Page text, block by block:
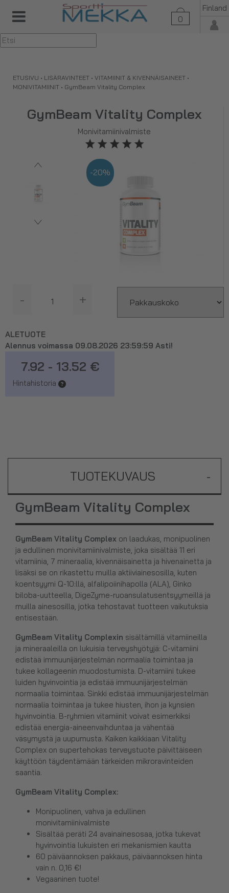
0
Finland
▼
ETUSIVU • LISÄRAVINTEET • VITAMIINIT & KIVENNÄISAINEET •
MONIVITAMIINIT • GymBeam Vitality Complex
GymBeam Vitality Complex
Monivitamiinivalmiste
-20%
- +
ALETUOTE
Alennus voimassa 09.08.2026 23:59:59 Asti!
7.92 - 13.52 €
Hintahistoria
TUOTEKUVAUS -
GymBeam Vitality Complex
GymBeam Vitality Complex on laadukas, monipuolinen
ja edullinen monivitamiinivalmiste, joka sisältää 11 eri
vitamiinia, 7 mineraalia, kivennäisainetta ja hivenainetta ja
lisäksi se on rikastettu muilla aktiiviainesosilla, kuten
koentsyymi Q-10:llä, alfalipoiinihapolla (ALA), Ginko
biloba-uutteella, DigeZyme-ruoansulatusentsyymeillä ja
muilla ainesosilla, jotka tehostavat tuotteen vaikutuksia
entisestään.
GymBeam Vitality Complexin sisältämillä vitamiineilla
ja mineraaleilla on lukuisia terveyshyötyjä: C-vitamiini
edistää immuunijärjestelmän normaalia toimintaa ja
tukee kollageenin muodostumista. D-vitamiini tukee
luiden hyvinvointia ja edistää immuunijärjestelmän
normaalia toimintaa. Sinkki edistää immuunijärjestelmän
normaalia toimintaa ja tukee hiusten, ihon ja kynsien
hyvinvointia. B-ryhmien vitamiinit voivat esimerkiksi
edistää energia-aineenvaihduntaa ja vähentää
väsymystä ja uupumusta. Kaiken kaikkiaan Vitality
Complex on supertehokas terveystuote päivittäiseen
käyttöön täydentämään tärkeiden mikroravinteiden
saantia.
GymBeam Vitality Complex:
Monipuolinen, vahva ja edullinen
monivitamiinivalmiste
Sisältää peräti 24 avainainesosaa, jotka tukevat
hyvinvointia lukuisten eri mekanismien kautta
60 päiväannoksen pakkaus, päiväannoksen hinta
vain n. 0,16 €!
Vegaaninen tuote!